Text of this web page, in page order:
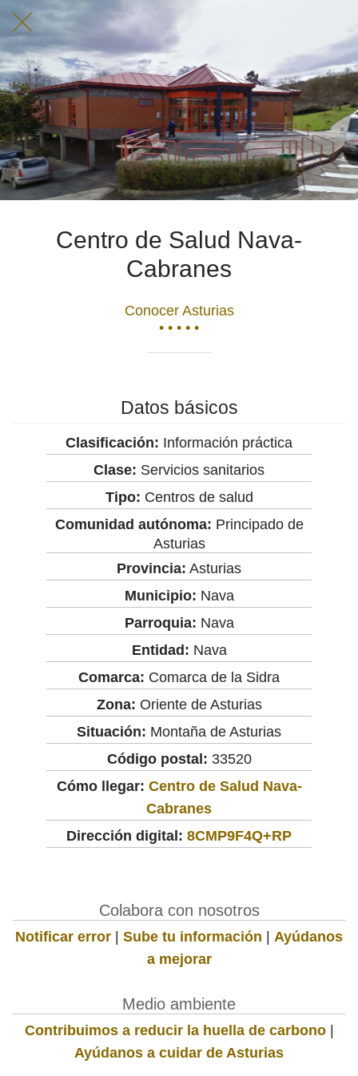
Centro de Salud Nava-
Cabranes
Conocer Asturias
• • • • •
Datos básicos
Clasificación: Información práctica
Clase: Servicios sanitarios
Tipo: Centros de salud
Comunidad autónoma: Principado de
Asturias
Provincia: Asturias
Municipio: Nava
Parroquia: Nava
Entidad: Nava
Comarca: Comarca de la Sidra
Zona: Oriente de Asturias
Situación: Montaña de Asturias
Código postal: 33520
Cómo llegar: Centro de Salud Nava-
Cabranes
Dirección digital: 8CMP9F4Q+RP
Colabora con nosotros
Notificar error | Sube tu información | Ayúdanos
a mejorar
Medio ambiente
Contribuimos a reducir la huella de carbono|
Ayúdanos a cuidar de Asturias